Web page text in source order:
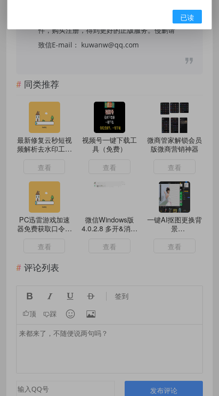
件，购买注册，得到更好的正版服务。侵删请
致信E-mail： kuwanw@qq.com
同类推荐
最新修复云秒短视
频解析去水印工具
查看
视频号一键下载工
具（免费）
查看
微商管家解锁会员
版微商营销神器
查看
PC迅雷游戏加速
器免费获取口令兑
查看
微信Windows版
4.0.2.8 多开&消息
查看
一键AI抠图更换背
景
查看
评论列表
    签到
顶 踩  
发布评论
已读